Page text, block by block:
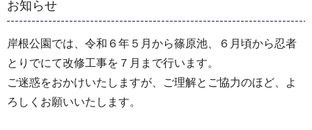
お知らせ
岸根公園では、令和６年５月から篠原池、６月頃から忍者
とりでにて改修工事を７月まで行います。
ご迷惑をおかけいたしますが、ご理解とご協力のほど、よ
ろしくお願いいたします。